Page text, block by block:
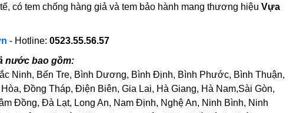
có tem chống hàng giả và tem bảo hành mang thương hiệu Vựa
- Hotline: 0523.55.56.57
nước bao gồm:
Ninh, Bến Tre, Bình Dương, Bình Định, Bình Phước, Bình Thuận,
Đồng Tháp, Điện Biên, Gia Lai, Hà Giang, Hà Nam,Sài Gòn,
Đồng, Đà Lạt, Long An, Nam Định, Nghệ An, Ninh Bình, Ninh